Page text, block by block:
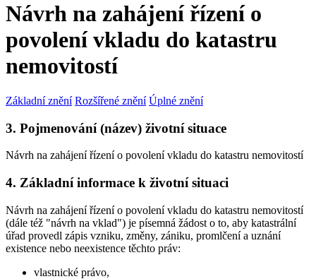
Návrh na zahájení řízení o
povolení vkladu do katastru
nemovitostí
Základní znění Rozšířené znění Úplné znění
3. Pojmenování (název) životní situace
Návrh na zahájení řízení o povolení vkladu do katastru nemovitostí
4. Základní informace k životní situaci
Návrh na zahájení řízení o povolení vkladu do katastru nemovitostí
(dále též "návrh na vklad") je písemná žádost o to, aby katastrální
úřad provedl zápis vzniku, změny, zániku, promlčení a uznání
existence nebo neexistence těchto práv:
vlastnické právo,